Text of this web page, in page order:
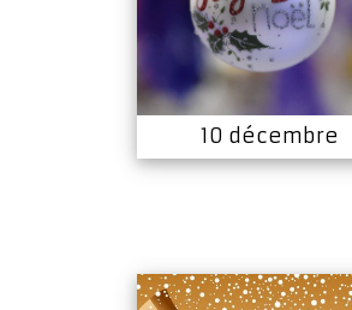
10 décembre